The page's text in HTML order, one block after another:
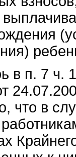
в п. 7 ч.
что в